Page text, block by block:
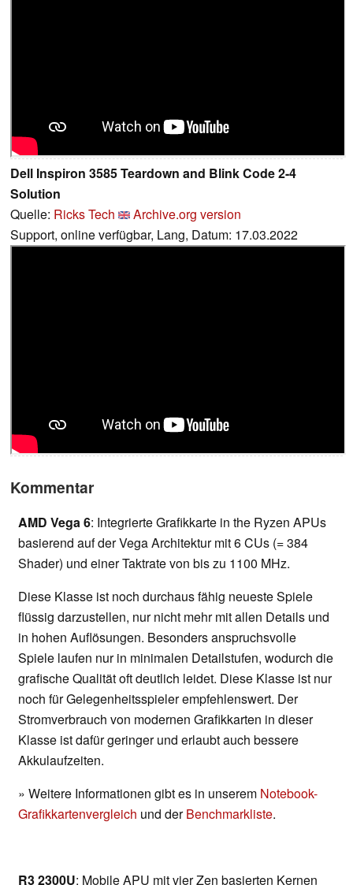
Dell Inspiron 3585 Teardown and Blink Code 2-4
Solution
Quelle: Ricks Tech
Archive.org version
Support, online verfügbar, Lang, Datum: 17.03.2022
Kommentar
AMD Vega 6: Integrierte Grafikkarte in the Ryzen APUs
basierend auf der Vega Architektur mit 6 CUs (= 384
Shader) und einer Taktrate von bis zu 1100 MHz.
Diese Klasse ist noch durchaus fähig neueste Spiele
flüssig darzustellen, nur nicht mehr mit allen Details und
in hohen Auflösungen. Besonders anspruchsvolle
Spiele laufen nur in minimalen Detailstufen, wodurch die
grafische Qualität oft deutlich leidet. Diese Klasse ist nur
noch für Gelegenheitsspieler empfehlenswert. Der
Stromverbrauch von modernen Grafikkarten in dieser
Klasse ist dafür geringer und erlaubt auch bessere
Akkulaufzeiten.
» Weitere Informationen gibt es in unserem Notebook-
Grafikkartenvergleich und derBenchmarkliste.
R3 2300U: Mobile APU mit vier Zen basierten Kernen